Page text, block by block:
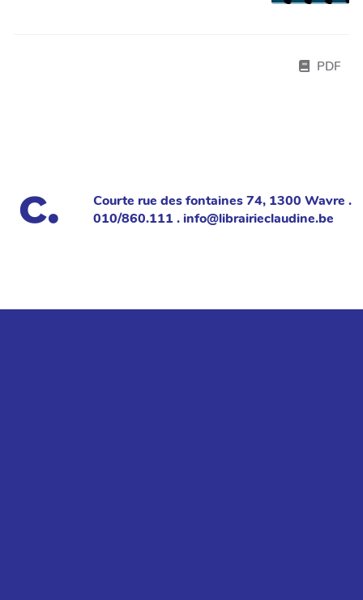
PDF
Courte rue des fontaines 74, 1300 Wavre .
010/860.111 . info@librairieclaudine.be